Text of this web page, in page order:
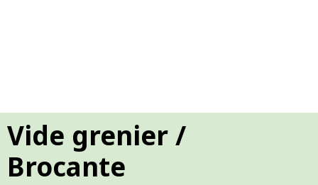
Vide grenier /
Brocante